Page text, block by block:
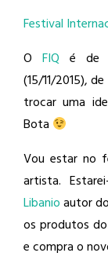
Festival
O FIQ é de
(15/11/2015),
trocar uma
Bota
Vou estar no
artista.
Libanio​ autor do
os produtos
e compra o